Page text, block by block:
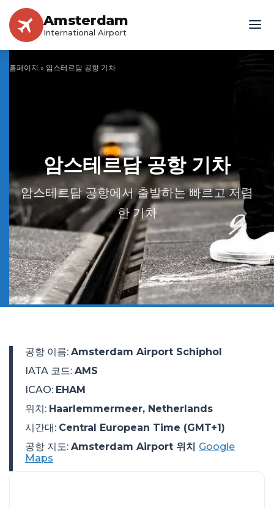
Amsterdam
International Airport
홈페이지 » 암스테르담 공항 기차
암스테르담 공항 기차
암스테르담 공항에서 출발하는 빠르고 저렴
한 기차
공항 이름: Amsterdam Airport Schiphol
IATA 코드: AMS
ICAO: EHAM
위치: Haarlemmermeer, Netherlands
시간대: Central European Time (GMT+1)
공항 지도: Amsterdam Airport 위치 Google
Maps